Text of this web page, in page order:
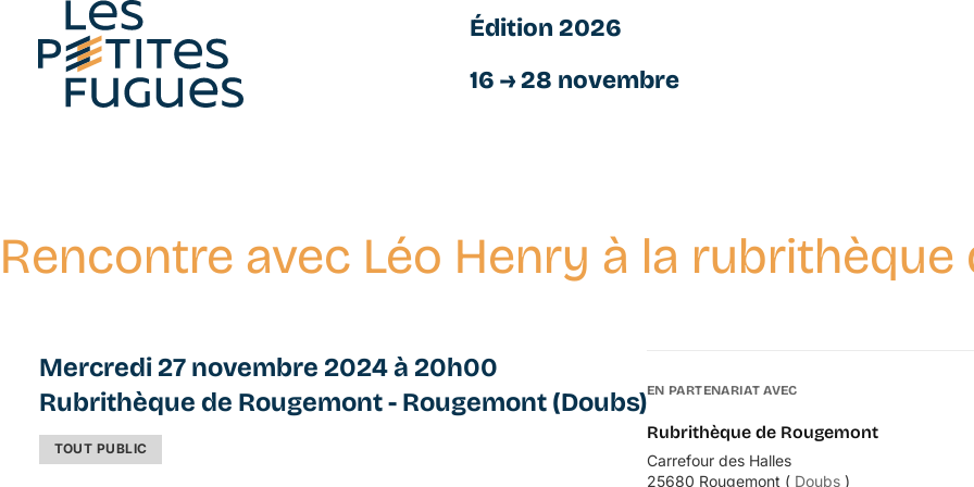
Aller
au
Édition 2026
16 → 28 novembre
Rencontre avec Léo Henry à la
Mercredi 27 novembre 2024 à 20h00
Rubrithèque de Rougemont - Rougemont (Doubs)
TOUT PUBLIC
EN PARTENARIAT AVEC
Rubrithèque de Rougemont
Carrefour des Halles
25680 Rougemont ( Doubs )